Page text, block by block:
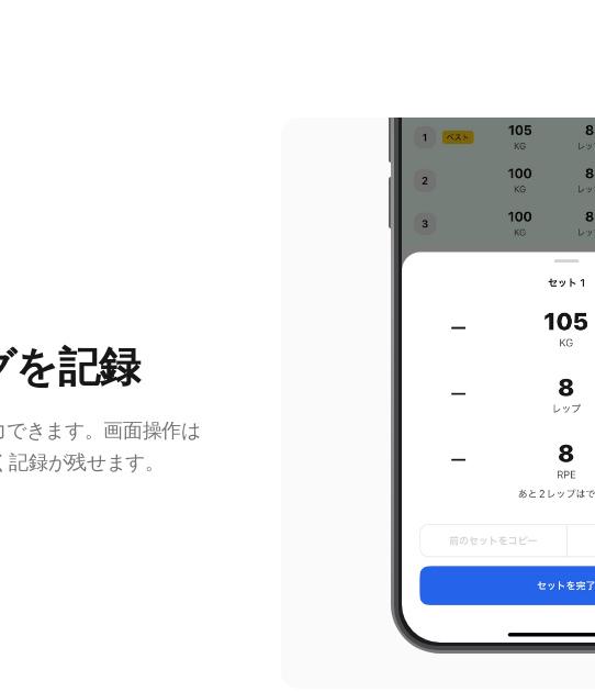
を記録
きます。画面操作は
録が残せます。